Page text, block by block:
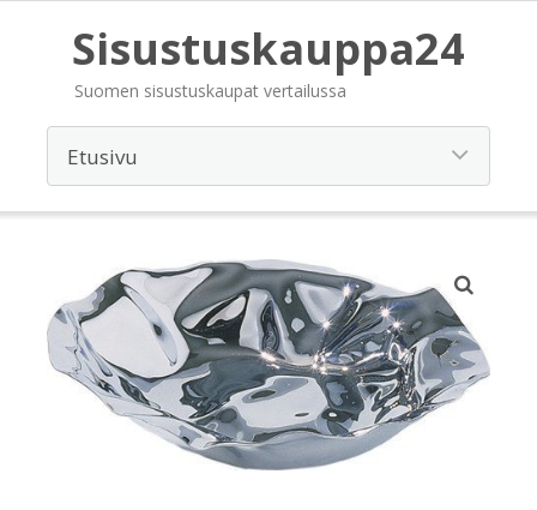
Sisustuskauppa24
Suomen sisustuskaupat vertailussa